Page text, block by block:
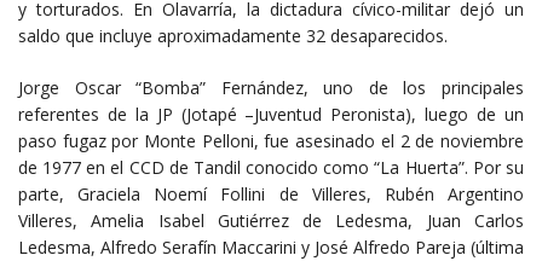
y torturados. En Olavarría, la dictadura cívico-militar dejó un
saldo que incluye aproximadamente 32 desaparecidos.
Jorge Oscar “Bomba” Fernández, uno de los principales
referentes de la JP (Jotapé –Juventud Peronista), luego de un
paso fugaz por Monte Pelloni, fue asesinado el 2 de noviembre
de 1977 en el CCD de Tandil conocido como “La Huerta”. Por su
parte, Graciela Noemí Follini de Villeres, Rubén Argentino
Villeres, Amelia Isabel Gutiérrez de Ledesma, Juan Carlos
Ledesma, Alfredo Serafín Maccarini y José Alfredo Pareja (última